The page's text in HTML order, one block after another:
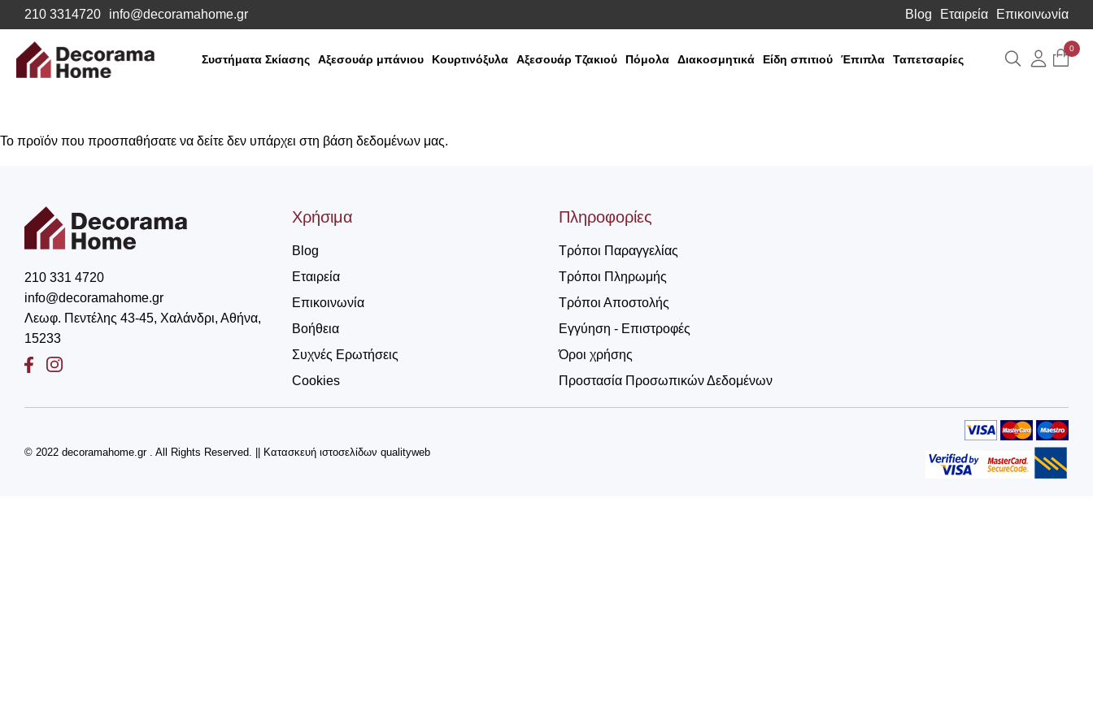
210 3314720 info@decoramahome.gr Blog Εταιρεία Επικοινωνία
Συστήματα Σκίασης Αξεσουάρ μπάνιου Κουρτινόξυλα Αξεσουάρ Τζακιού Πόμολα Διακοσμητικά Είδη σπιτιού Έπιπλα Ταπετσαρίες Αναζήτηση
0
Το προϊόν που προσπαθήσατε να δείτε δεν υπάρχει στη βάση δεδομένων μας.
210 331 4720
info@decoramahome.gr
Λεωφ. Πεντέλης 43-45, Χαλάνδρι, Αθήνα,
15233
FacebookInstagram
Χρήσιμα
Blog
Εταιρεία
Επικοινωνία
Βοήθεια
Συχνές Ερωτήσεις
Cookies
Πληροφορίες
Τρόποι Παραγγελίας
Τρόποι Πληρωμής
Τρόποι Αποστολής
Εγγύηση - Επιστροφές
Όροι χρήσης
Προστασία Προσωπικών Δεδομένων
© 2022 decoramahome.gr . All Rights Reserved. Κατασκευή ιστοσελίδων qualityweb